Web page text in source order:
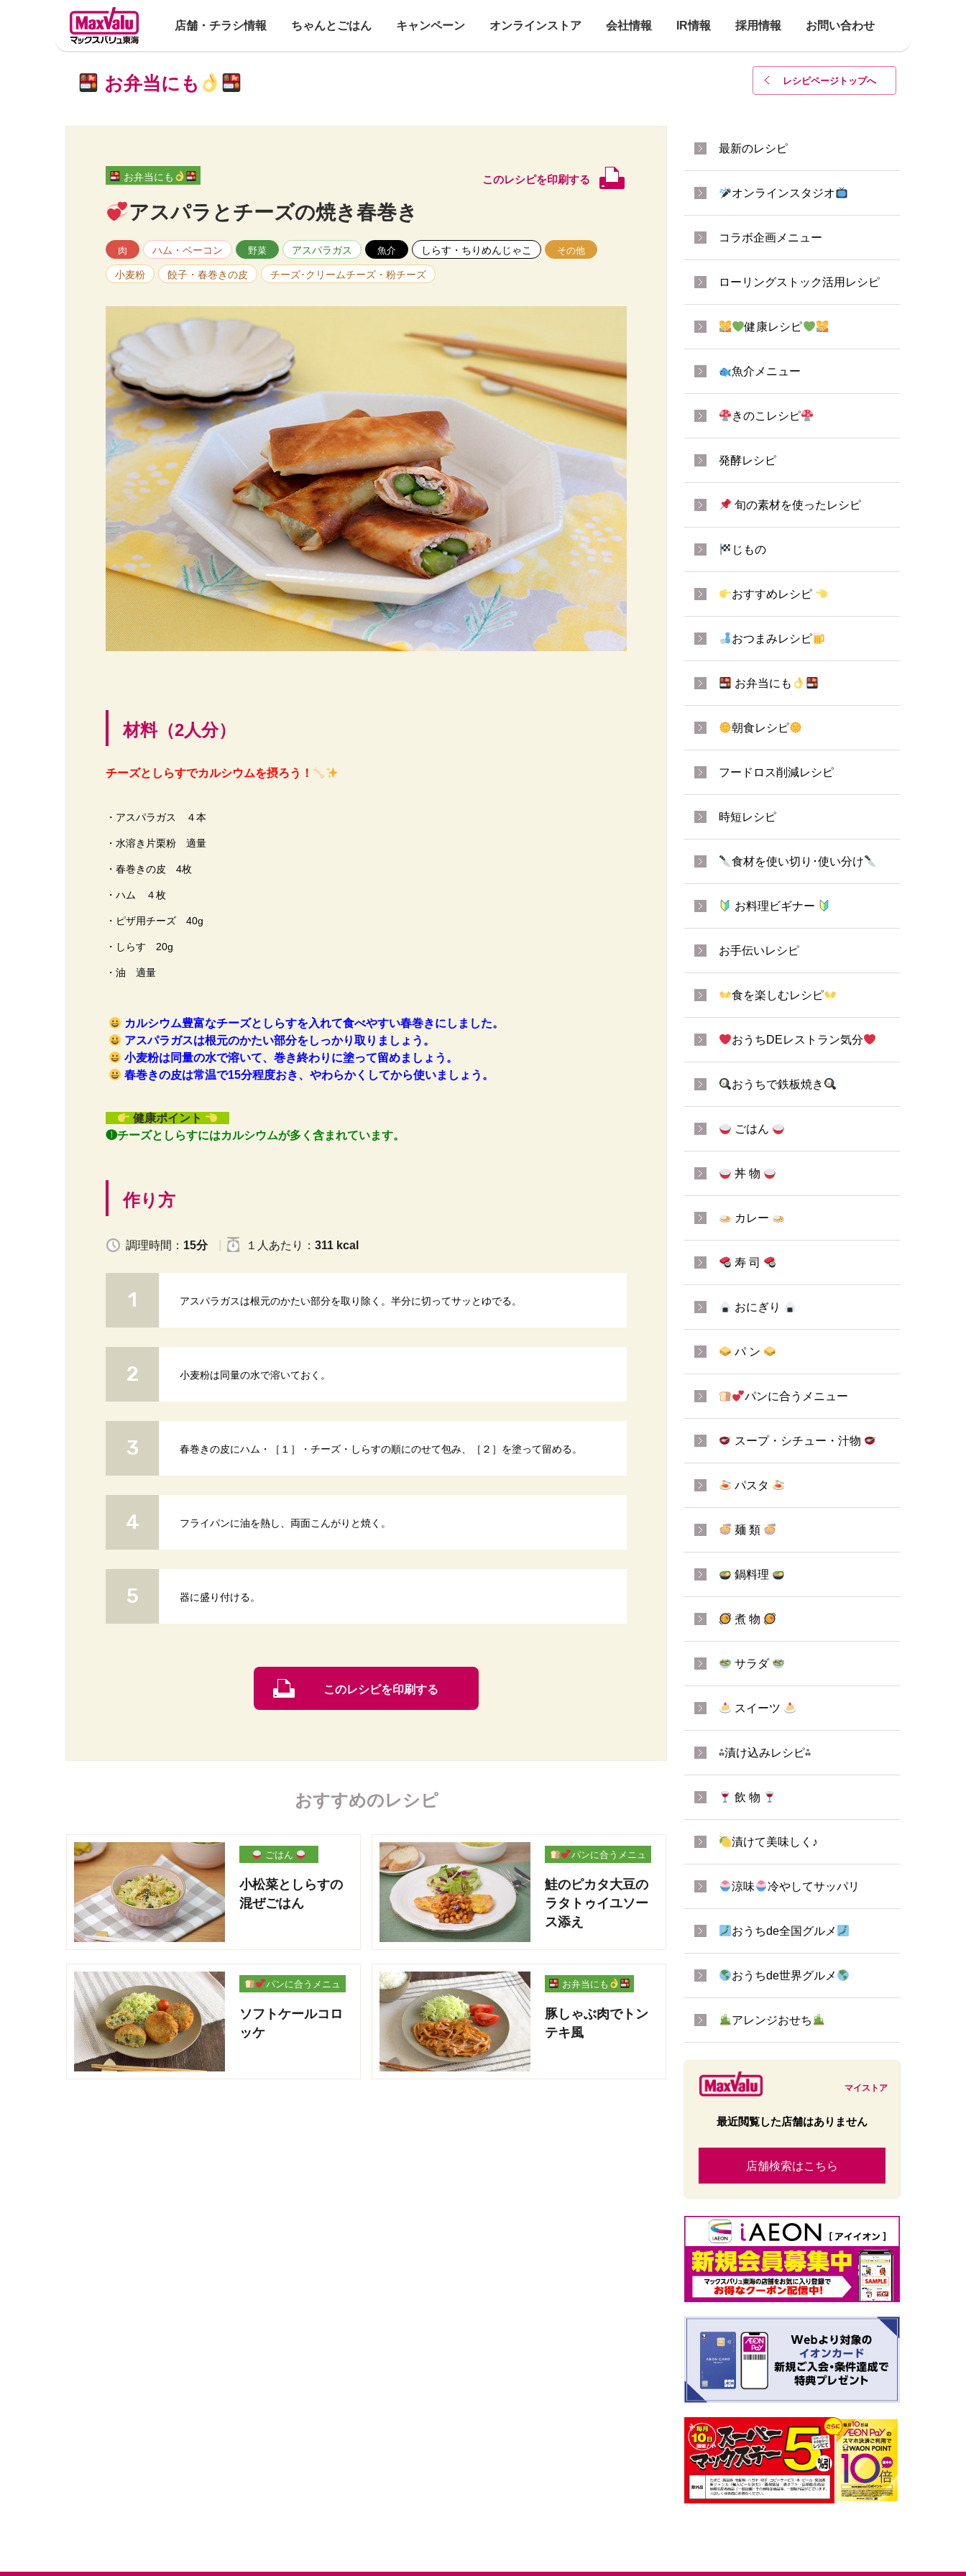
店舗・チラシ情報 ちゃんとごはん キャンペーン オンラインストア 会社情報 IR情報 採用情報 お問い合わせ
レシピページトップへ
お弁当にも
お弁当にも このレシピを印刷する
アスパラとチーズの焼き春巻き
肉 ハム・ベーコン 野菜 アスパラガス 魚介 しらす・ちりめんじゃこ その他
小麦粉 餃子・春巻きの皮 チーズ･クリームチーズ・粉チーズ
材料（2人分）
チーズとしらすでカルシウムを摂ろう！
・アスパラガス ４本
・水溶き片栗粉 適量
・春巻きの皮 4枚
・ハム ４枚
・ピザ用チーズ 40g
・しらす 20g
・油 適量
カルシウム豊富なチーズとしらすを入れて食べやすい春巻きにしました。
アスパラガスは根元のかたい部分をしっかり取りましょう。
小麦粉は同量の水で溶いて、巻き終わりに塗って留めましょう。
春巻きの皮は常温で15分程度おき、やわらかくしてから使いましょう。
健康ポイント
❶チーズとしらすにはカルシウムが多く含まれています。
作り方
調理時間： 15分 １人 あたり ： 311 kcal
アスパラガスは根元のかたい部分を取り除く。半分に切ってサッとゆでる。
小麦粉は同量の水で溶いておく。
春巻きの皮にハム・［１］・チーズ・しらすの順にのせて包み、［２］を塗って留める。
フライパンに油を熱し、両面こんがりと焼く。
器に盛り付ける。
このレシピを印刷する
おすすめのレシピ
ごはん
小松菜としらすの
混ぜごはん
パンに合うメニュ
鮭のピカタ大豆の
ラタトゥイユソー
ス添え
パンに合うメニュ
ソフトケールコロ
ッケ
お弁当にも
豚しゃぶ肉でトン
テキ風
最新のレシピ
オンラインスタジオ
コラボ企画メニュー
ローリングストック活用レシピ
健康レシピ
魚介メニュー
きのこレシピ
発酵レシピ
旬の素材を使ったレシピ
じもの
おすすめレシピ
おつまみレシピ
お弁当にも
朝食レシピ
フードロス削減レシピ
時短レシピ
食材を使い切り･使い分け
お料理ビギナー
お手伝いレシピ
食を楽しむレシピ
おうちDEレストラン気分
おうちで鉄板焼き
ごはん
丼 物
カレー
寿 司
おにぎり
パ ン
パンに合うメニュー
スープ・シチュー・汁物
パスタ
麺 類
鍋料理
煮 物
サラダ
スイーツ
⁂漬け込みレシピ⁂
飲 物
漬けて美味しく♪
涼味 冷やしてサッパリ
おうちde全国グルメ
おうちde世界グルメ
アレンジおせち
マイストア
最近閲覧した店舗はありません
店舗検索はこちら